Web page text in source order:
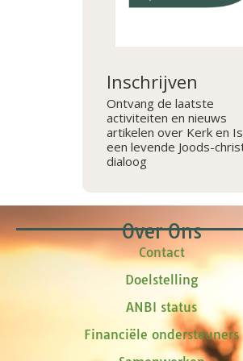
Inschrijven
Ontvang de laatste
activiteiten en nieuws
artikelen over Kerk en
een levende Joods-
dialoog
Over Ons
Contact
Doelstelling
ANBI status
Financiële ondersteuners